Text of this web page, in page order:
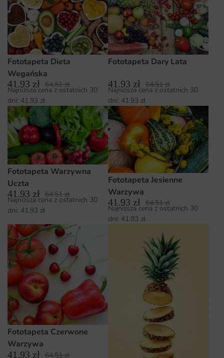
Fototapeta Dieta
Wegańska
41.93 zł 64.51zł
Najniższa cena z ostatnich 30
dni: 41.93 zł
Fototapeta Dary Lata
41.93 zł 64.51zł
Najniższa cena z ostatnich 30
dni: 41.93 zł
Fototapeta Warzywna
Uczta
41.93 zł 64.51zł
Najniższa cena z ostatnich 30
dni: 41.93 zł
Fototapeta Jesienne
Warzywa
41.93 zł 64.51zł
Najniższa cena z ostatnich 30
dni: 41.93 zł
Fototapeta Czerwone
Warzywa
41.93 zł 64.51zł